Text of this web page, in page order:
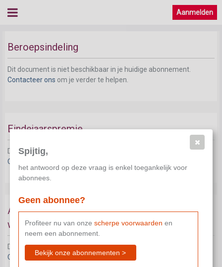
Aanmelden
Beroepsindeling
Dit document is niet beschikbaar in je huidige abonnement.
Contacteer ons om je verder te helpen.
Eindejaarspremie
Dit document is niet beschikbaar in je huidige abonnement.
Contacteer ons
Aanvullende vergoeding bij tijdelijke
werkloosheid
Dit document is niet beschikbaar in je huidige abonnement.
Contacteer ons om je verder te helpen.
Spijtig,
het antwoord op deze vraag is enkel toegankelijk voor
abonnees.
Geen abonnee?
Profiteer nu van onze scherpe voorwaarden en
neem een abonnement.
Bekijk onze abonnementen >